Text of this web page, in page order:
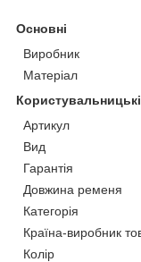
Основні
Виробник
Матеріал
Артикул
Вид
Гарантія
Довжина ременя
Категорія
Країна-виробник
Колір